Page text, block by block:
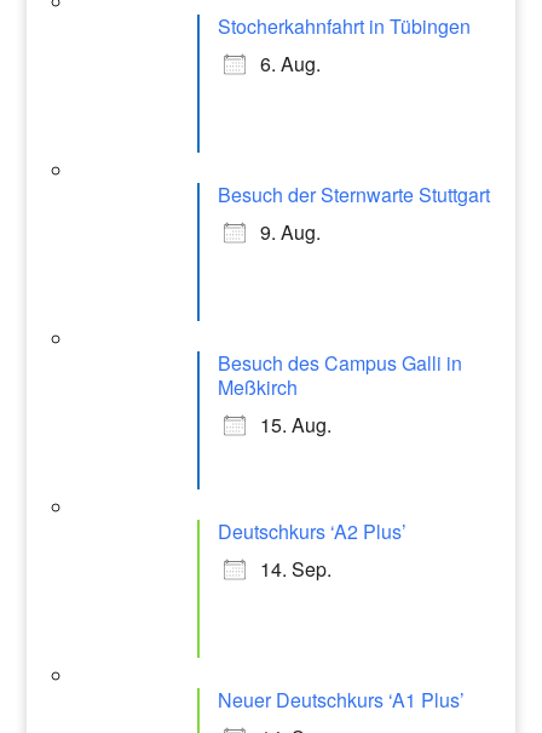
Stocherkahnfahrt in Tübingen
6. Aug.
Besuch der Sternwarte Stuttgart
9. Aug.
Besuch des Campus Galli in
Meßkirch
15. Aug.
Deutschkurs ‘A2 Plus’
14. Sep.
Neuer Deutschkurs ‘A1 Plus’